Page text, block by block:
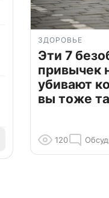
ЗДОРОВЬЕ
Эти 7
привычек
убивают
вы тоже
120